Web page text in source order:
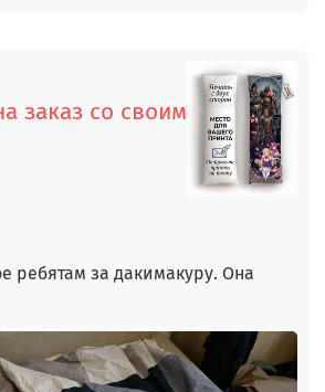
заказ со своим
ребятам за дакимакуру. Она